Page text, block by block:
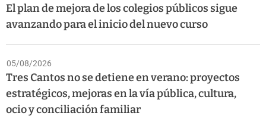
El plan de mejora de los colegios públicos sigue
avanzando para el inicio del nuevo curso
05/08/2026
Tres Cantos no se detiene en verano: proyectos
estratégicos, mejoras en la vía pública, cultura,
ocio y conciliación familiar